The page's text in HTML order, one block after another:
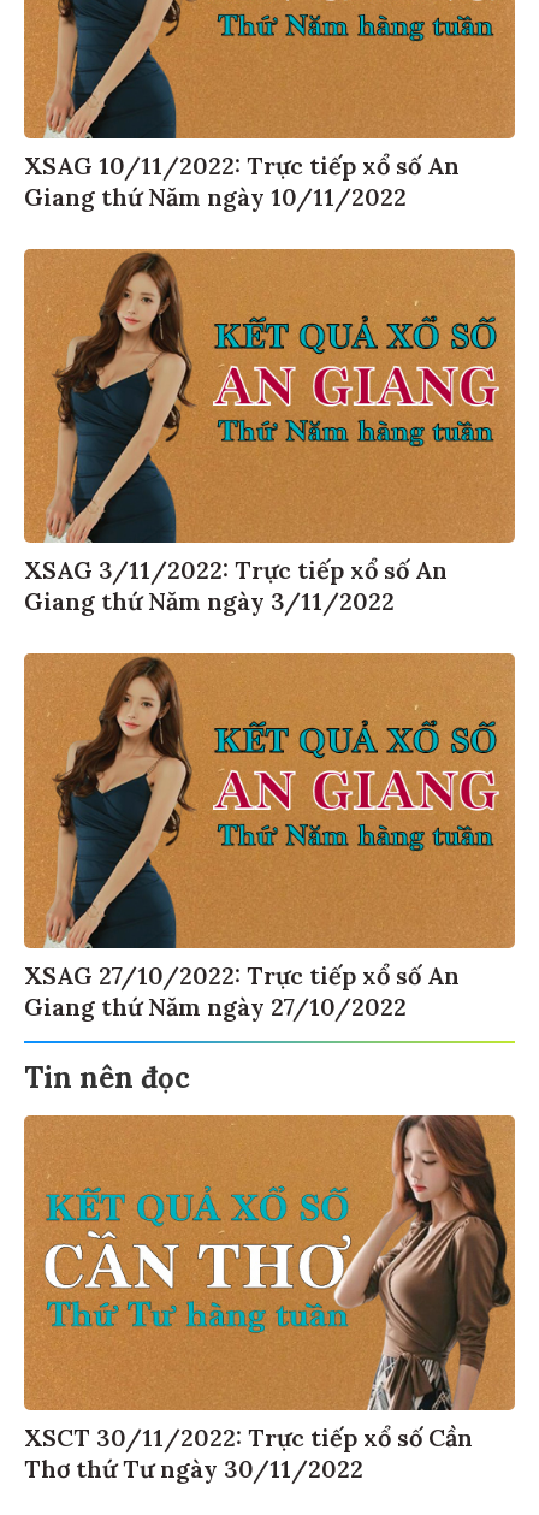
XSAG 10/11/2022: Trực tiếp xổ số An
Giang thứ Năm ngày 10/11/2022
XSAG 3/11/2022: Trực tiếp xổ số An
Giang thứ Năm ngày 3/11/2022
XSAG 27/10/2022: Trực tiếp xổ số An
Giang thứ Năm ngày 27/10/2022
Tin nên đọc
XSCT 30/11/2022: Trực tiếp xổ số Cần
Thơ thứ Tư ngày 30/11/2022